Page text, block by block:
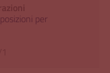
per